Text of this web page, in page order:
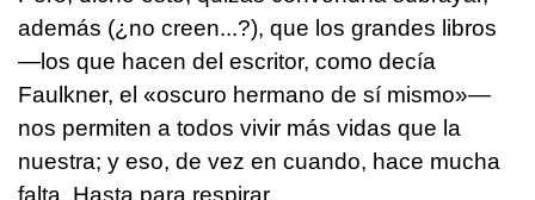
además (¿no creen...?), que los grandes libros
—los que hacen del escritor, como decía
Faulkner, el «oscuro hermano de sí mismo»—
nos permiten a todos vivir más vidas que la
nuestra; y eso, de vez en cuando, hace mucha
falta. Hasta para respirar.